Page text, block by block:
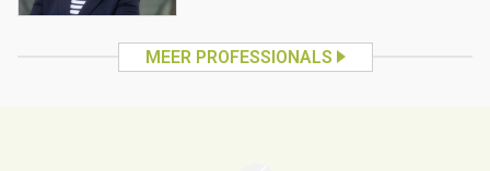
MEER PROFESSIONALS